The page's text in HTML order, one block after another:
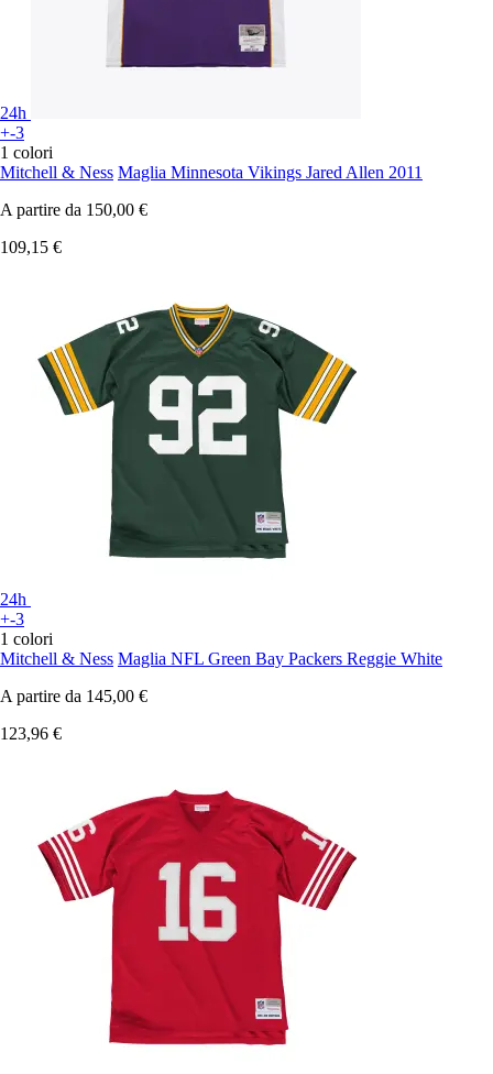
24h
+-3
1 colori
Mitchell & Ness Maglia Minnesota Vikings Jared Allen 2011
A partire da 150,00 €
109,15 €
24h
+-3
1 colori
Mitchell & Ness Maglia NFL Green Bay Packers Reggie White
A partire da 145,00 €
123,96 €